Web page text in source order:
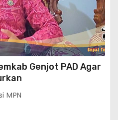
Genjot PAD Agar
MPN